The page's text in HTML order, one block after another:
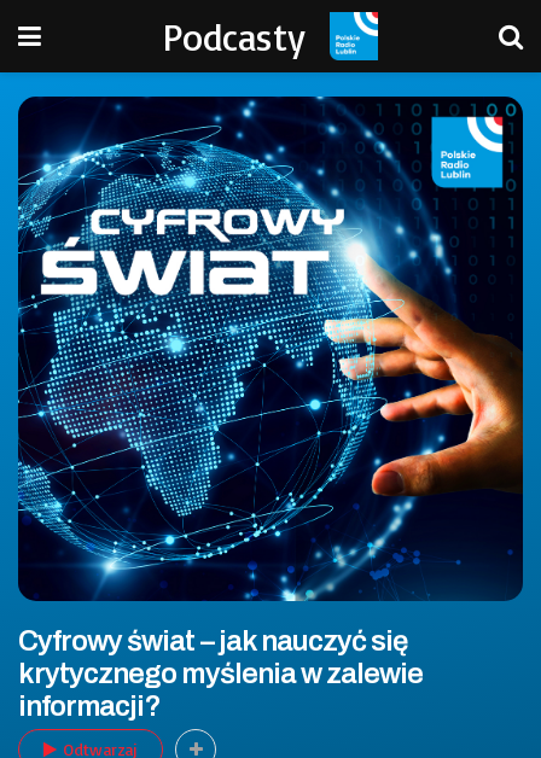
Podcasty
Cyfrowy świat – jak nauczyć się
krytycznego myślenia w zalewie
informacji?
Odtwarzaj